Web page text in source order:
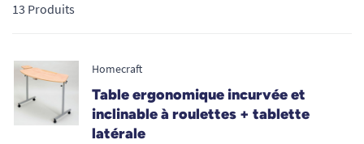
13 Produits
Homecraft
Table ergonomique incurvée et
inclinable à roulettes + tablette
latérale